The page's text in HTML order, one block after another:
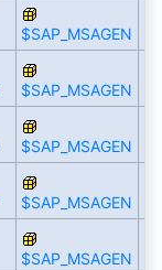
$SAP_MSAGEN
$SAP_MSAGEN
$SAP_MSAGEN
$SAP_MSAGEN
$SAP_MSAGEN